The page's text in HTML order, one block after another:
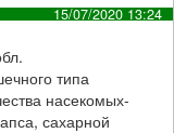
15/07/2020 13:24
типа
насекомых-
сахарной